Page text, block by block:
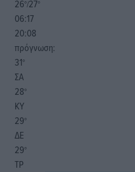
26°/27°
06:17
20:08
πρόγνωση:
31°
ΣΑ
28°
ΚΥ
29°
ΔΕ
29°
ΤΡ